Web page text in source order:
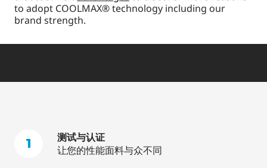
to adopt COOLMAX® technology including our
brand strength.
1
测试与认证
让您的性能面料与众不同